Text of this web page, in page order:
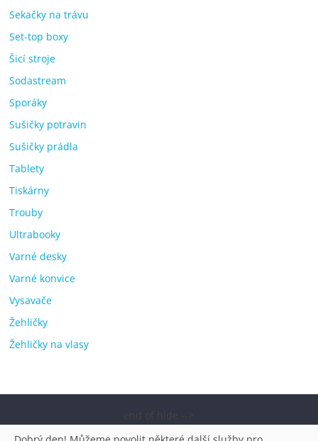
Sekačky na trávu
Set-top boxy
Šicí stroje
Sodastream
Sporáky
Sušičky potravin
Sušičky prádla
Tablety
Tiskárny
Trouby
Ultrabooky
Varné desky
Varné konvice
Vysavače
Žehličky
Žehličky na vlasy